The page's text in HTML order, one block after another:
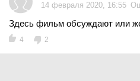
14 февраля 2020, 16:55
Здесь фильм обсуждают или
4 2